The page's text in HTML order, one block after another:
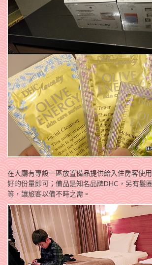
在大廳有專設一區放置備品提供給入住房客使
好的份量即可；備品是知名品牌DHC，另有髮
等，讓旅客以備不時之需。